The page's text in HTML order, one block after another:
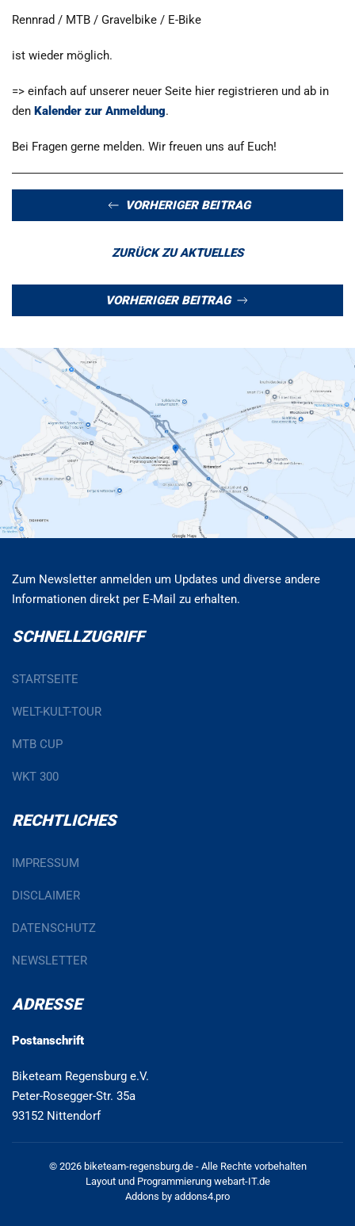
Rennrad / MTB / Gravelbike / E-Bike
ist wieder möglich.
=> einfach auf unserer neuer Seite hier registrieren und ab in
den Kalender zur Anmeldung.
Bei Fragen gerne melden. Wir freuen uns auf Euch!
VORHERIGER BEITRAG
ZURÜCK ZU AKTUELLES
VORHERIGER BEITRAG
Zum Newsletter anmelden um Updates und diverse andere
Informationen direkt per E-Mail zu erhalten.
SCHNELLZUGRIFF
STARTSEITE
WELT-KULT-TOUR
MTB CUP
WKT 300
RECHTLICHES
IMPRESSUM
DISCLAIMER
DATENSCHUTZ
NEWSLETTER
ADRESSE
Postanschrift
Biketeam Regensburg e.V.
Peter-Rosegger-Str. 35a
93152 Nittendorf
© 2026 biketeam-regensburg.de - Alle Rechte vorbehalten
Layout und Programmierung webart-IT.de
Addons by addons4.pro